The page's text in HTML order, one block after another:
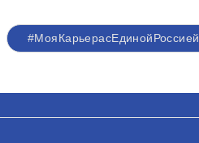
#МояКарьерасЕдинойРоссией